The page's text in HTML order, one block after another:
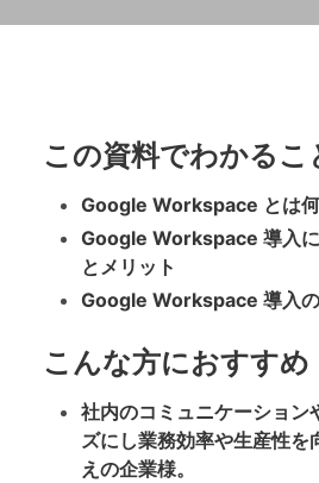
この資料でわかるこ
Google Workspace とは
Google Workspace 導入
とメリット
Google Workspace 導入
こんな方におすすめ
社内のコミュニケーション
ズにし業務効率や生産性を
えの企業様。